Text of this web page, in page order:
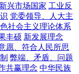
新兴市场国家 工业反
党委领导、人大主
社会主义理论体系
丰硕 新发展理念
愿、符合人民所思
弊端、矛盾、问题
共赢理念 中华民族